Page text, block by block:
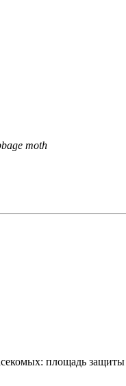
moth
площадь